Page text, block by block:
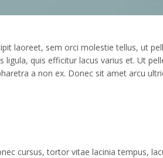
laoreet, sem orci molestie tellus, ut
quis efficitur lacus varius et. Ut
a non ex. Donec sit amet arcu
cursus, tortor vitae lacinia tempus,